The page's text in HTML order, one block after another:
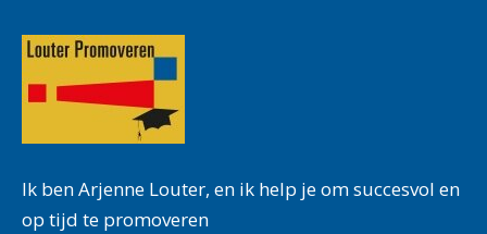
Ik ben Arjenne Louter, en ik help je om succesvol en
op tijd te promoveren